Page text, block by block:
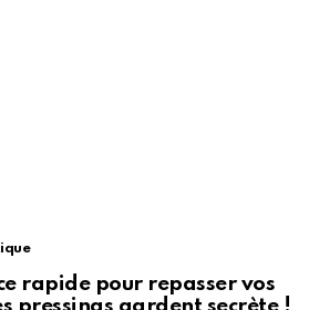
rapide pour repasser vos